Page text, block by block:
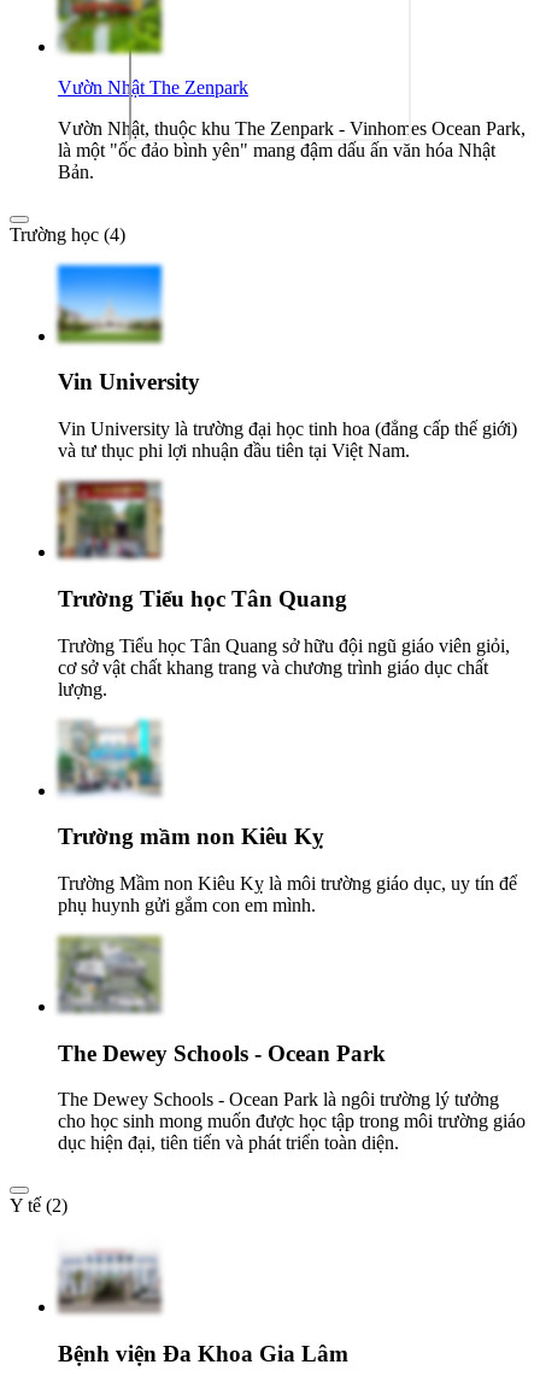
Vườn Nhật The Zenpark
Vườn Nhật, thuộc khu The Zenpark - Vinhomes Ocean Park,
là một "ốc đảo bình yên" mang đậm dấu ấn văn hóa Nhật
Bản.
Trường học (4)
Vin University
Vin University là trường đại học tinh hoa (đẳng cấp thế giới)
và tư thục phi lợi nhuận đầu tiên tại Việt Nam.
Trường Tiểu học Tân Quang
Trường Tiểu học Tân Quang sở hữu đội ngũ giáo viên giỏi,
cơ sở vật chất khang trang và chương trình giáo dục chất
lượng.
Trường mầm non Kiêu Kỵ
Trường Mầm non Kiêu Kỵ là môi trường giáo dục, uy tín để
phụ huynh gửi gắm con em mình.
The Dewey Schools - Ocean Park
The Dewey Schools - Ocean Park là ngôi trường lý tưởng
cho học sinh mong muốn được học tập trong môi trường giáo
dục hiện đại, tiên tiến và phát triển toàn diện.
Y tế (2)
Bệnh viện Đa Khoa Gia Lâm